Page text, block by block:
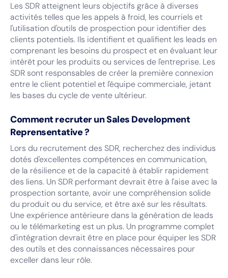
Les SDR atteignent leurs objectifs grâce à diverses
activités telles que les appels à froid, les courriels et
l'utilisation d'outils de prospection pour identifier des
clients potentiels. Ils identifient et qualifient les leads en
comprenant les besoins du prospect et en évaluant leur
intérêt pour les produits ou services de l'entreprise. Les
SDR sont responsables de créer la première connexion
entre le client potentiel et l'équipe commerciale, jetant
les bases du cycle de vente ultérieur.
Comment recruter unSales Development
Reprensentative ?
Lors du recrutement des SDR, recherchez des individus
dotés d'excellentes compétences en communication,
de la résilience et de la capacité à établir rapidement
des liens. Un SDR performant devrait être à l'aise avec la
prospection sortante, avoir une compréhension solide
du produit ou du service, et être axé sur les résultats.
Une expérience antérieure dans la génération de leads
ou le télémarketing est un plus. Un programme complet
d'intégration devrait être en place pour équiper les SDR
des outils et des connaissances nécessaires pour
exceller dans leur rôle.